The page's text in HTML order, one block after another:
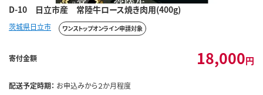
D-10 日立市産 常陸牛ロース焼き肉用(400g)
茨城県日立市 ワンストップオンライン申請対象
寄付金額 18,000円
配送予定時期： お申込みから２か月程度